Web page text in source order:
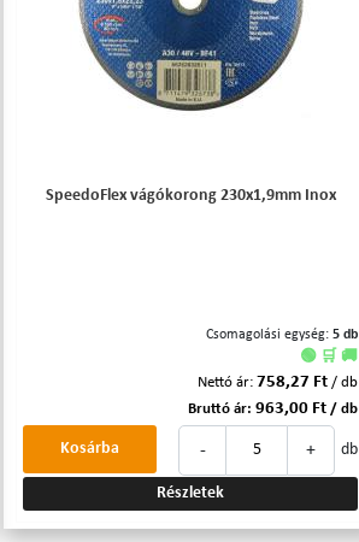
SpeedoFlex vágókorong 230x1,9mm Inox
Csomagolási egység: 5 db
🟢 🛒 🚚
Nettó ár: 758,27 Ft / db
Bruttó ár: 963,00 Ft / db
- + db
Kosárba
Részletek